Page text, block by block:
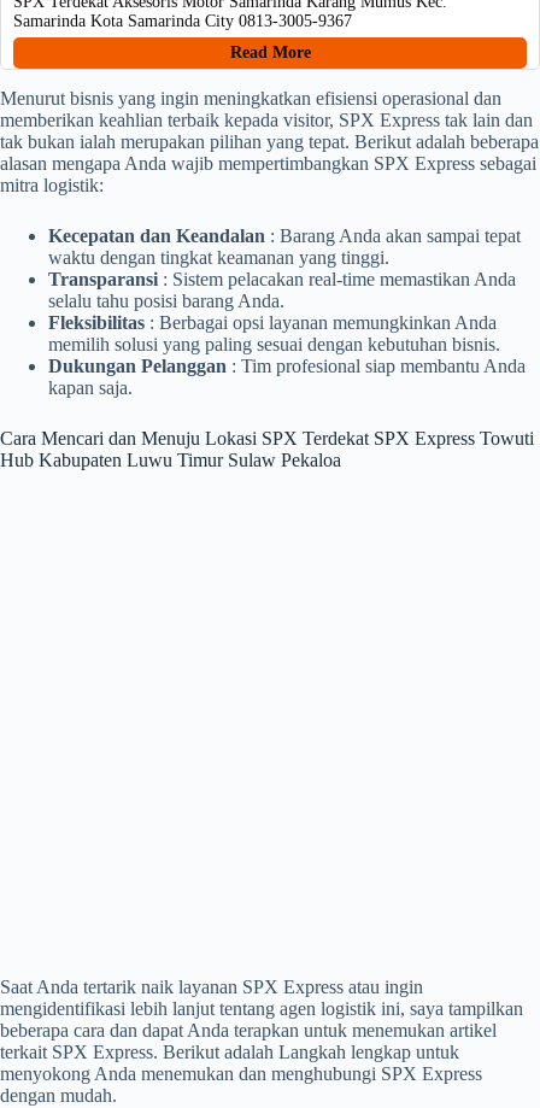
Samarinda Kota Samarinda City 0813-3005-9367
Read More
Menurut bisnis yang ingin meningkatkan efisiensi operasional dan
memberikan keahlian terbaik kepada visitor, SPX Express tak lain dan
tak bukan ialah merupakan pilihan yang tepat. Berikut adalah beberapa
alasan mengapa Anda wajib mempertimbangkan SPX Express sebagai
mitra logistik:
Kecepatan dan Keandalan : Barang Anda akan sampai tepat
waktu dengan tingkat keamanan yang tinggi.
Transparansi : Sistem pelacakan real-time memastikan Anda
selalu tahu posisi barang Anda.
Fleksibilitas : Berbagai opsi layanan memungkinkan Anda
memilih solusi yang paling sesuai dengan kebutuhan bisnis.
Dukungan Pelanggan : Tim profesional siap membantu Anda
kapan saja.
Cara Mencari dan Menuju Lokasi SPX Terdekat SPX Express Towuti
Hub Kabupaten Luwu Timur Sulaw Pekaloa
Saat Anda tertarik naik layanan SPX Express atau ingin
mengidentifikasi lebih lanjut tentang agen logistik ini, saya tampilkan
beberapa cara dan dapat Anda terapkan untuk menemukan artikel
terkait SPX Express. Berikut adalah Langkah lengkap untuk
menyokong Anda menemukan dan menghubungi SPX Express
dengan mudah.